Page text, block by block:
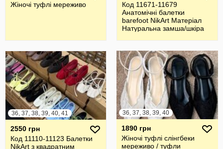
Жіночі туфлі мереживо
Код 11671-11679
Анатомічні балетки
barefoot NikArt Матеріал
Натуральна замша/шкіра
36, 37, 38, 39, 40, 41
2550 грн
Код 11110-11123 Балетки
NikArt з квадратним
36, 37, 38, 39, 40
1890 грн
Жіночі туфлі слінгбеки
мереживо / туфли